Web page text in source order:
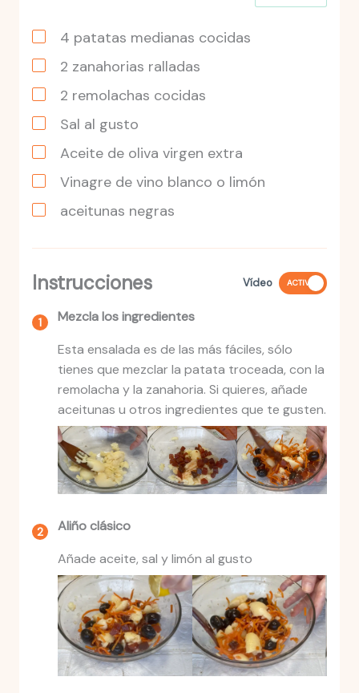
4 patatas medianas cocidas
2 zanahorias ralladas
2 remolachas cocidas
Sal al gusto
Aceite de oliva virgen extra
Vinagre de vino blanco o limón
aceitunas negras
Instrucciones Vídeo ACTIVO
Mezcla los ingredientes
Esta ensalada es de las más fáciles, sólo
tienes que mezclar la patata troceada, con la
remolacha y la zanahoria. Si quieres, añade
aceitunas u otros ingredientes que te gusten.
Aliño clásico
Añade aceite, sal y limón al gusto